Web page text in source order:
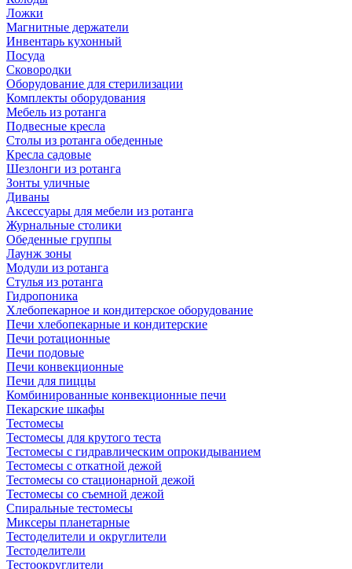
Ложки
Магнитные держатели
Инвентарь кухонный
Посуда
Сковородки
Оборудование для стерилизации
Комплекты оборудования
Мебель из ротанга
Подвесные кресла
Столы из ротанга обеденные
Кресла садовые
Шезлонги из ротанга
Зонты уличные
Диваны
Аксессуары для мебели из ротанга
Журнальные столики
Обеденные группы
Лаунж зоны
Модули из ротанга
Стулья из ротанга
Гидропоника
Хлебопекарное и кондитерское оборудование
Печи хлебопекарные и кондитерские
Печи ротационные
Печи подовые
Печи конвекционные
Печи для пиццы
Комбинированные конвекционные печи
Пекарские шкафы
Тестомесы
Тестомесы для крутого теста
Тестомесы с гидравлическим опрокидыванием
Тестомесы с откатной дежой
Тестомесы со стационарной дежой
Тестомесы со съемной дежой
Спиральные тестомесы
Миксеры планетарные
Тестоделители и округлители
Тестоделители
Тестоокруглители